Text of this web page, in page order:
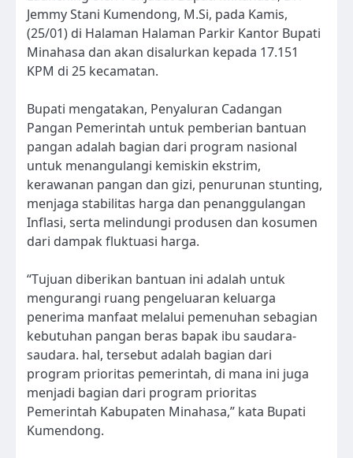
Jemmy Stani Kumendong, M.Si, pada Kamis,
(25/01) di Halaman Halaman Parkir Kantor Bupati
Minahasa dan akan disalurkan kepada 17.151
KPM di 25 kecamatan.
Bupati mengatakan, Penyaluran Cadangan
Pangan Pemerintah untuk pemberian bantuan
pangan adalah bagian dari program nasional
untuk menangulangi kemiskin ekstrim,
kerawanan pangan dan gizi, penurunan stunting,
menjaga stabilitas harga dan penanggulangan
Inflasi, serta melindungi produsen dan kosumen
dari dampak fluktuasi harga.
“Tujuan diberikan bantuan ini adalah untuk
mengurangi ruang pengeluaran keluarga
penerima manfaat melalui pemenuhan sebagian
kebutuhan pangan beras bapak ibu saudara-
saudara. hal, tersebut adalah bagian dari
program prioritas pemerintah, di mana ini juga
menjadi bagian dari program prioritas
Pemerintah Kabupaten Minahasa,” kata Bupati
Kumendong.